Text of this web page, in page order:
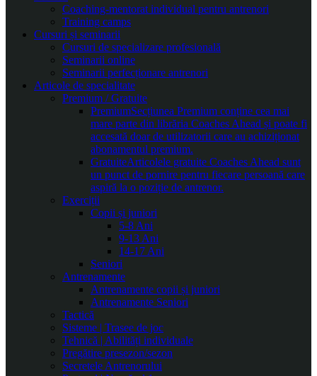
Coaching-mentorat individual pentru antrenori
Training camps
Cursuri și seminarii
Cursuri de specializare profesională
Seminarii online
Seminarii perfecționare antrenori
Articole de specialitate
Premium / Gratuite
PremiumSecțiunea Premium conține cea mai
mare parte din librăria Coaches Ahead și poate fi
accesată doar de utilizatorii care au achiziționat
abonamentul premium.
GratuiteArticolele gratuite Coaches Ahead sunt
un punct de pornire pentru fiecare persoană care
aspiră la o poziție de antrenor.
Exerciții
Copii și juniori
5-8 Ani
9-13 Ani
14-17 Ani
Seniori
Antrenamente
Antrenamente copii și juniori
Antrenamente Seniori
Tactică
Sisteme | Trasee de joc
Tehnică | Abilități individuale
Pregătire presezon/sezon
Secretele Antrenorului